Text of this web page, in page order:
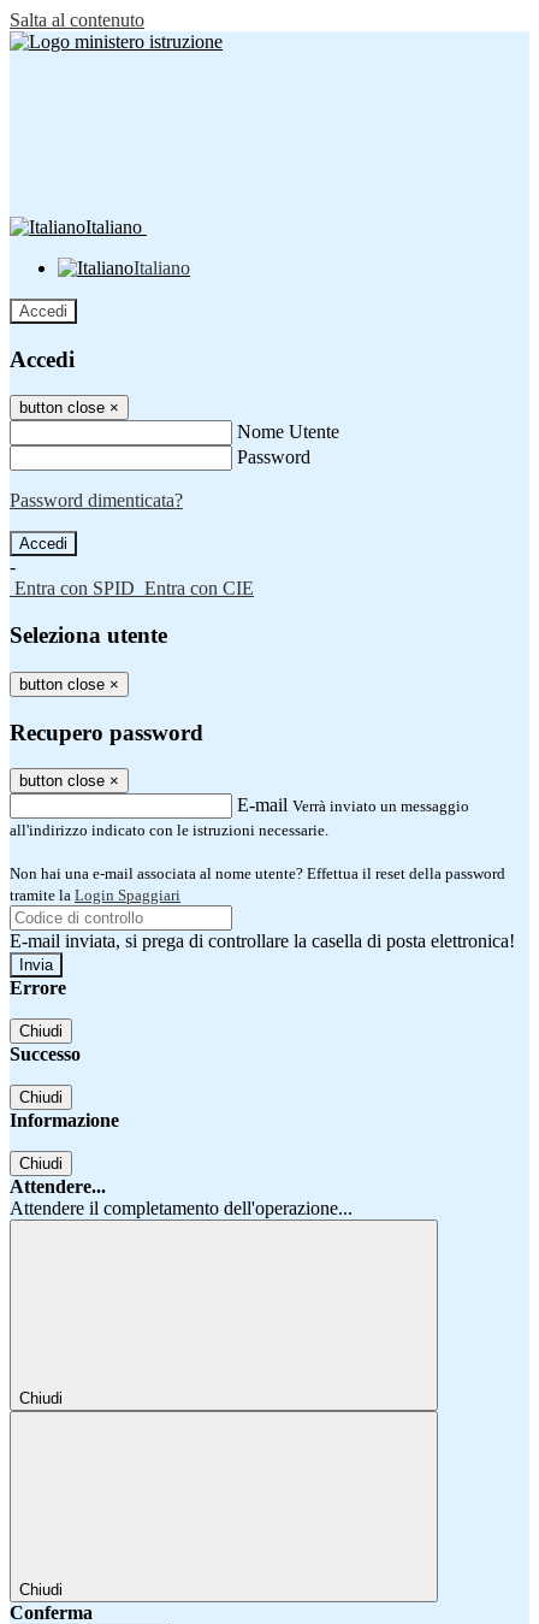
Salta al contenuto
Italiano
Italiano
Accedi
Accedi
button close ×
Nome Utente
Password
Password dimenticata?
-
Entra con SPID Entra con CIE
Seleziona utente
button close ×
Recupero password
button close ×
E-mail Verrà inviato un messaggio
all'indirizzo indicato con le istruzioni necessarie.
Non hai una e-mail associata al nome utente? Effettua il reset della password
tramite la Login Spaggiari
E-mail inviata, si prega di controllare la casella di posta elettronica!
Errore
Chiudi
Successo
Chiudi
Informazione
Chiudi
Attendere...
Attendere il completamento dell'operazione...
Chiudi
Chiudi
Conferma